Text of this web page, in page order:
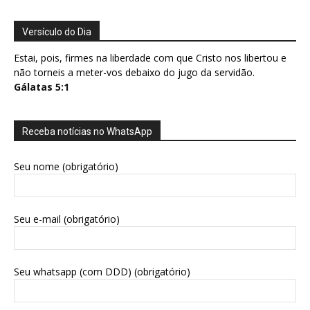
Versículo do Dia
Estai, pois, firmes na liberdade com que Cristo nos libertou e
não torneis a meter-vos debaixo do jugo da servidão.
Gálatas 5:1
Receba notícias no WhatsApp
Seu nome (obrigatório)
Seu e-mail (obrigatório)
Seu whatsapp (com DDD) (obrigatório)